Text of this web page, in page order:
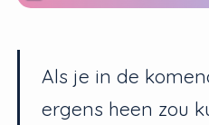
Als je in de
ergens heen zou